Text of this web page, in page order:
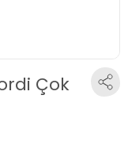
Çok